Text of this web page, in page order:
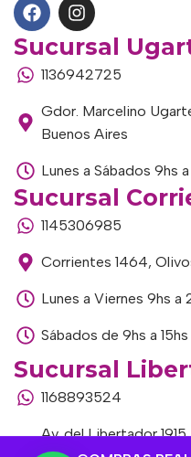
Sucursal
1136942725
Gdor. Marcelino
Buenos Aires
Lunes a Sábados 9hs
Sucursal
1145306985
Corrientes 1464,
Lunes a Viernes 9hs a
Sábados de 9hs a 15hs
Sucursal
1168893524
Av. del Libertador